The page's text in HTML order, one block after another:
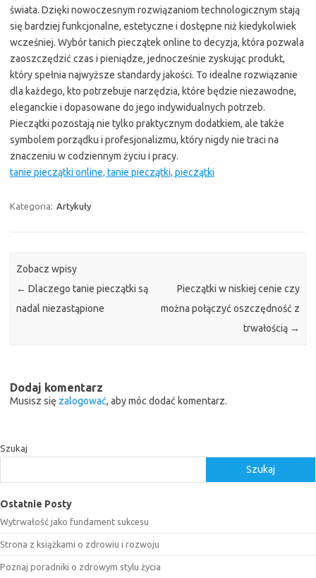
świata. Dzięki nowoczesnym rozwiązaniom technologicznym stają
się bardziej funkcjonalne, estetyczne i dostępne niż kiedykolwiek
wcześniej. Wybór tanich pieczątek online to decyzja, która pozwala
zaoszczędzić czas i pieniądze, jednocześnie zyskując produkt,
który spełnia najwyższe standardy jakości. To idealne rozwiązanie
dla każdego, kto potrzebuje narzędzia, które będzie niezawodne,
eleganckie i dopasowane do jego indywidualnych potrzeb.
Pieczątki pozostają nie tylko praktycznym dodatkiem, ale także
symbolem porządku i profesjonalizmu, który nigdy nie traci na
znaczeniu w codziennym życiu i pracy.
tanie pieczątki online, tanie pieczątki, pieczątki
Kategoria: Artykuły
Zobacz wpisy
← Dlaczego tanie pieczątki są
nadal niezastąpione
Pieczątki w niskiej cenie czy
można połączyć oszczędność z
trwałością →
Dodaj komentarz
Musisz się zalogować, aby móc dodać komentarz.
Szukaj
Szukaj
Ostatnie Posty
Wytrwałość jako fundament sukcesu
Strona z książkami o zdrowiu i rozwoju
Poznaj poradniki o zdrowym stylu życia